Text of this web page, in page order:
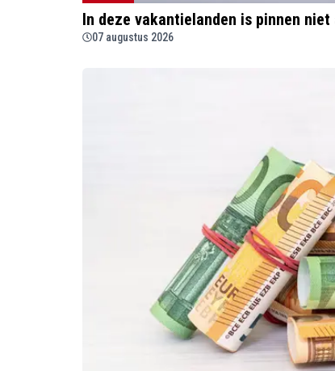
In deze vakantielanden is pinnen
07 augustus 2026